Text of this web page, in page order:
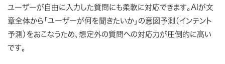
ユーザーが自由に入力した質問にも柔軟に対応できます。AIが文
章全体から「ユーザーが何を聞きたいか」の意図予測（インテント
予測）をおこなうため、想定外の質問への対応力が圧倒的に高い
です。